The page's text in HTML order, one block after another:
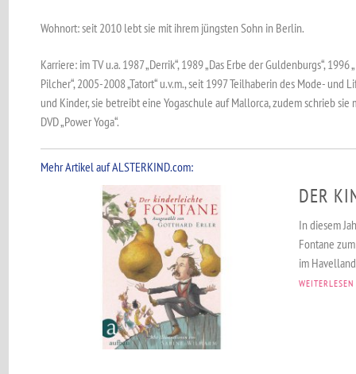
Wohnort: seit 2010 lebt sie mit ihrem jüngsten Sohn in Berlin.
Karriere: im TV u.a. 1987 „Derrik“, 1989 „Das Erbe der Guldenburgs“,
Pilcher“, 2005-2008 „Tatort“ u.v.m., seit 1997 Teilhaberin des Mode-
und Kinder, sie betreibt eine Yogaschule auf Mallorca, zudem schrieb
DVD „Power Yoga“.
Mehr Artikel auf ALSTERKIND.com:
DER
In diesem
Fontane
im
WEITERLESEN